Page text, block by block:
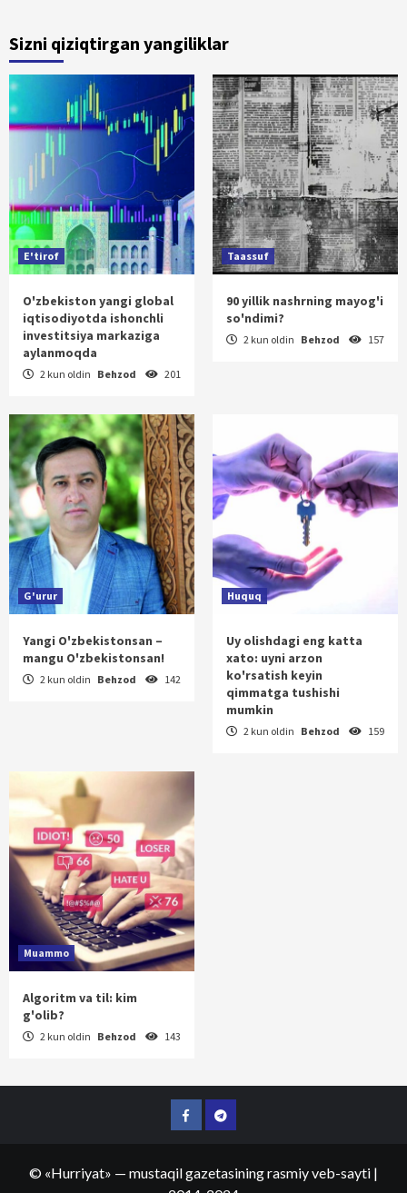
Sizni qiziqtirgan yangiliklar
E'tirof
O'zbekiston yangi global
iqtisodiyotda ishonchli
investitsiya markaziga
aylanmoqda
2 kun oldin Behzod 201
Taassuf
90 yillik nashrning mayog'i
so'ndimi?
2 kun oldin Behzod 157
G'urur
Yangi O'zbekistonsan –
mangu O'zbekistonsan!
2 kun oldin Behzod 142
Huquq
Uy olishdagi eng katta
xato: uyni arzon
ko'rsatish keyin
qimmatga tushishi
mumkin
2 kun oldin Behzod 159
Muammo
Algoritm va til: kim
g'olib?
2 kun oldin Behzod 143
FacebookTelegram
© «Hurriyat» — mustaqil gazetasining rasmiy veb-sayti |